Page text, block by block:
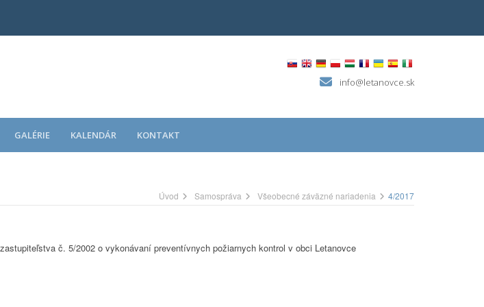
info@letanovce.sk
GALÉRIE KALENDÁR KONTAKT
Úvod Samospráva Všeobecné záväzné nariadenia 4/2017
č. 5/2002 o vykonávaní preventívnych požiarnych kontrol v obci Letanovce